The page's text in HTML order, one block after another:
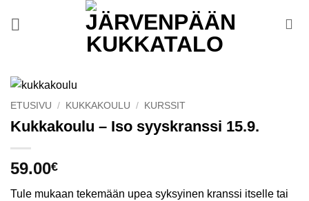
ETUSIVU / KUKKAKOULU / KURSSIT
Kukkakoulu – Iso syyskranssi 15.9.
59.00€
Tule mukaan tekemään upea syksyinen kranssi itselle tai